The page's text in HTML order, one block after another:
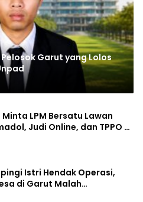
Garut yang Lolos
LPM Bersatu Lawan
Judi Online, dan TPPO di
Istri Hendak Operasi,
di Garut Malah
Orang, 11 Pengacara